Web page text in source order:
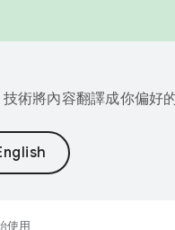
術將內容翻譯成你偏好
使用